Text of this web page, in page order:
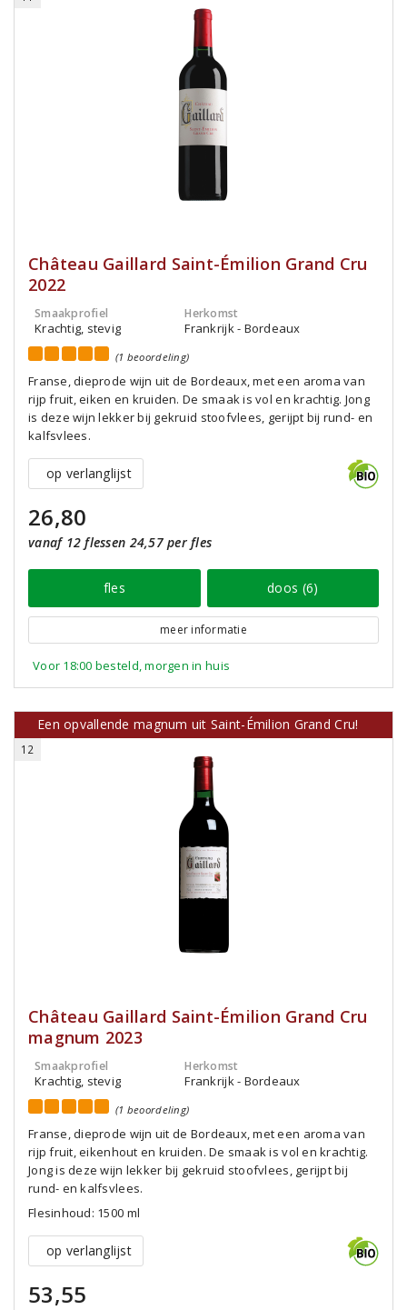
Château Gaillard Saint-Émilion Grand Cru
2022
Smaakprofiel
Krachtig, stevig
Herkomst
Frankrijk - Bordeaux
(1 beoordeling)
Franse, dieprode wijn uit de Bordeaux, met een aroma van
rijp fruit, eiken en kruiden. De smaak is vol en krachtig. Jong
is deze wijn lekker bij gekruid stoofvlees, gerijpt bij rund- en
kalfsvlees.
op verlanglijst
26,80
vanaf 12 flessen 24,57 per fles
fles doos (6)
meer informatie
Voor 18:00 besteld, morgen in huis
Een opvallende magnum uit Saint-Émilion Grand Cru!
12
Château Gaillard Saint-Émilion Grand Cru
magnum 2023
Smaakprofiel
Krachtig, stevig
Herkomst
Frankrijk - Bordeaux
(1 beoordeling)
Franse, dieprode wijn uit de Bordeaux, met een aroma van
rijp fruit, eikenhout en kruiden. De smaak is vol en krachtig.
Jong is deze wijn lekker bij gekruid stoofvlees, gerijpt bij
rund- en kalfsvlees.
Flesinhoud: 1500 ml
op verlanglijst
53,55